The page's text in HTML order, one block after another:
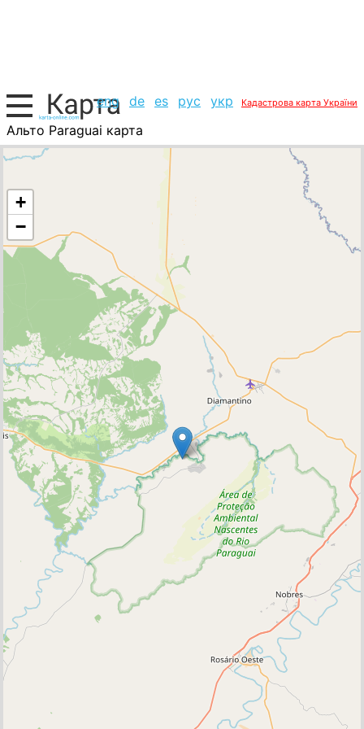
eng de es рус укр Кадастрова карта України
Альто Paraguai карта
Бразилія, список міст
+
−